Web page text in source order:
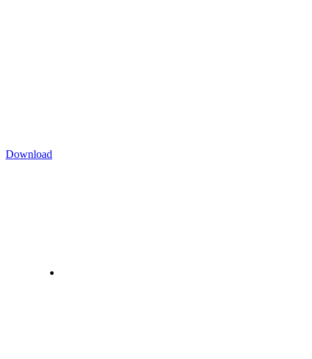
Download